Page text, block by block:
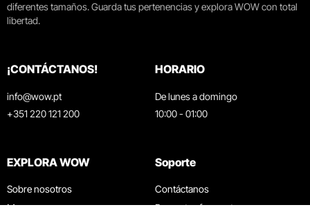
diferentes tamaños. Guarda tus pertenencias y explora WOW con total
libertad.
¡CONTÁCTANOS!
info@wow.pt
+351 220 121 200
HORARIO
De lunes a domingo
10:00 - 01:00
EXPLORA WOW
Sobre nosotros
Museos
Soporte
Contáctanos
Preguntas frecuentes